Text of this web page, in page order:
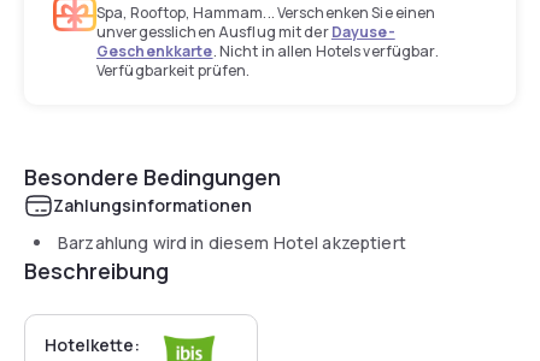
Spa, Rooftop, Hammam... Verschenken Sie einen
unvergesslichen Ausflug mit derDayuse-
Geschenkkarte. Nicht in allen Hotels verfügbar.
Verfügbarkeit prüfen.
Besondere Bedingungen
Zahlungsinformationen
Barzahlung wird in diesem Hotel akzeptiert
Beschreibung
Hotelkette: